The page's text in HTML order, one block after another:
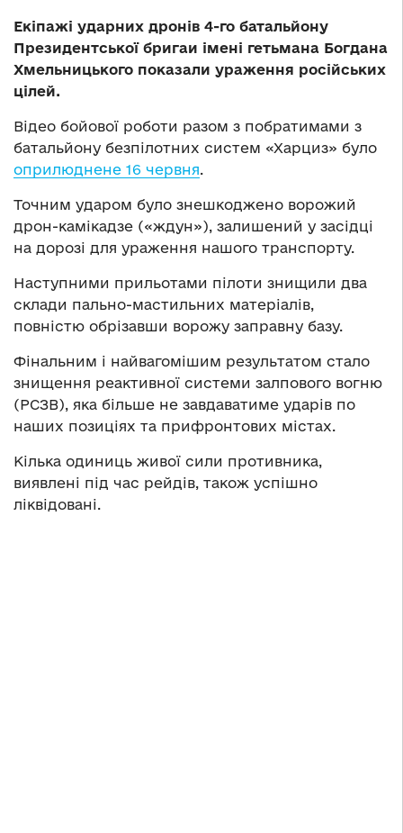
Екіпажі ударних дронів 4-го батальйону
Президентської бригаи імені гетьмана Богдана
Хмельницького показали ураження російських
цілей.
Відео бойової роботи разом з побратимами з
батальйону безпілотних систем «Харциз» було
оприлюднене 16 червня.
Точним ударом було знешкоджено ворожий
дрон-камікадзе («ждун»), залишений у засідці
на дорозі для ураження нашого транспорту.
Наступними прильотами пілоти знищили два
склади пально-мастильних матеріалів,
повністю обрізавши ворожу заправну базу.
Фінальним і найвагомішим результатом стало
знищення реактивної системи залпового вогню
(РСЗВ), яка більше не завдаватиме ударів по
наших позиціях та прифронтових містах.
Кілька одиниць живої сили противника,
виявлені під час рейдів, також успішно
ліквідовані.